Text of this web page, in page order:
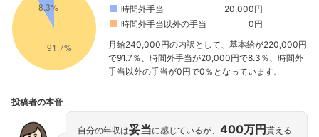
時間外手当
20,000円
時間外手当以外の手当
0円
月給240,000円の内訳として、基本給が220,000円
で91.7％、時間外手当が20,000円で8.3％、時間外
手当以外の手当が0円で0％となっています。
投稿者の本音
自分の年収は妥当に感じているが、 400万円貰える